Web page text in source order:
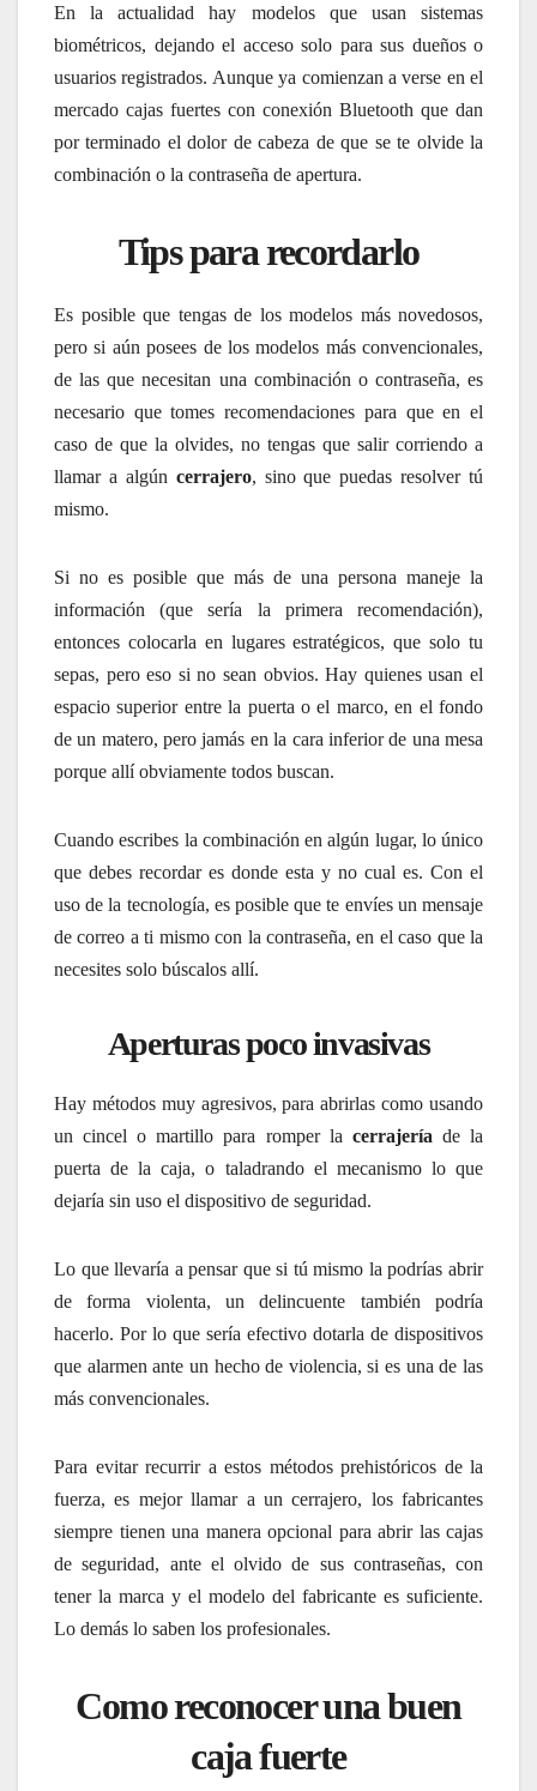
En la actualidad hay modelos que usan sistemas
biométricos, dejando el acceso solo para sus dueños o
usuarios registrados. Aunque ya comienzan a verse en el
mercado cajas fuertes con conexión Bluetooth que dan
por terminado el dolor de cabeza de que se te olvide la
combinación o la contraseña de apertura.
Tips para recordarlo
Es posible que tengas de los modelos más novedosos,
pero si aún posees de los modelos más convencionales,
de las que necesitan una combinación o contraseña, es
necesario que tomes recomendaciones para que en el
caso de que la olvides, no tengas que salir corriendo a
llamar a algún cerrajero, sino que puedas resolver tú
mismo.
Si no es posible que más de una persona maneje la
información (que sería la primera recomendación),
entonces colocarla en lugares estratégicos, que solo tu
sepas, pero eso si no sean obvios. Hay quienes usan el
espacio superior entre la puerta o el marco, en el fondo
de un matero, pero jamás en la cara inferior de una mesa
porque allí obviamente todos buscan.
Cuando escribes la combinación en algún lugar, lo único
que debes recordar es donde esta y no cual es. Con el
uso de la tecnología, es posible que te envíes un mensaje
de correo a ti mismo con la contraseña, en el caso que la
necesites solo búscalos allí.
Aperturas poco invasivas
Hay métodos muy agresivos, para abrirlas como usando
un cincel o martillo para romper la cerrajería de la
puerta de la caja, o taladrando el mecanismo lo que
dejaría sin uso el dispositivo de seguridad.
Lo que llevaría a pensar que si tú mismo la podrías abrir
de forma violenta, un delincuente también podría
hacerlo. Por lo que sería efectivo dotarla de dispositivos
que alarmen ante un hecho de violencia, si es una de las
más convencionales.
Para evitar recurrir a estos métodos prehistóricos de la
fuerza, es mejor llamar a un cerrajero, los fabricantes
siempre tienen una manera opcional para abrir las cajas
de seguridad, ante el olvido de sus contraseñas, con
tener la marca y el modelo del fabricante es suficiente.
Lo demás lo saben los profesionales.
Como reconocer una buen
caja fuerte